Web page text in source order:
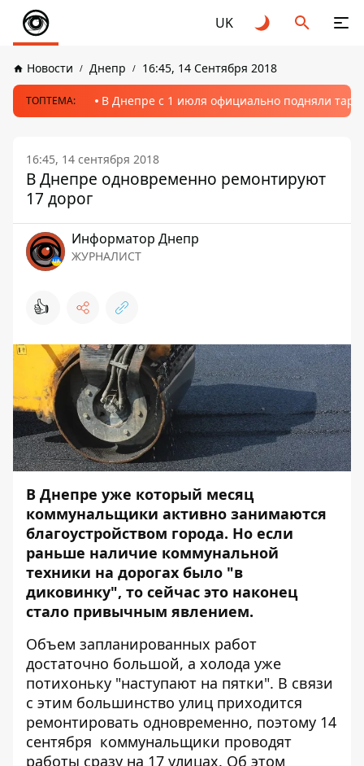
UK
Новости Днепр 16:45, 14 Сентября 2018
ТОПТЕМА: В Днепре с 1 июля официально подняли
16:45, 14 сентября 2018
В Днепре одновременно ремонтируют
17 дорог
Информатор Днепр
ЖУРНАЛИСТ
👍
В Днепре уже который месяц
коммунальщики активно занимаются
благоустройством города. Но если
раньше наличие коммунальной
техники на дорогах было "в
диковинку", то сейчас это наконец
стало привычным явлением.
Объем запланированных работ
достаточно большой, а холода уже
потихоньку "наступают на пятки". В связи
с этим большинство улиц приходится
ремонтировать одновременно, поэтому 14
сентября коммунальщики проводят
работы сразу на 17 улицах. Об этом